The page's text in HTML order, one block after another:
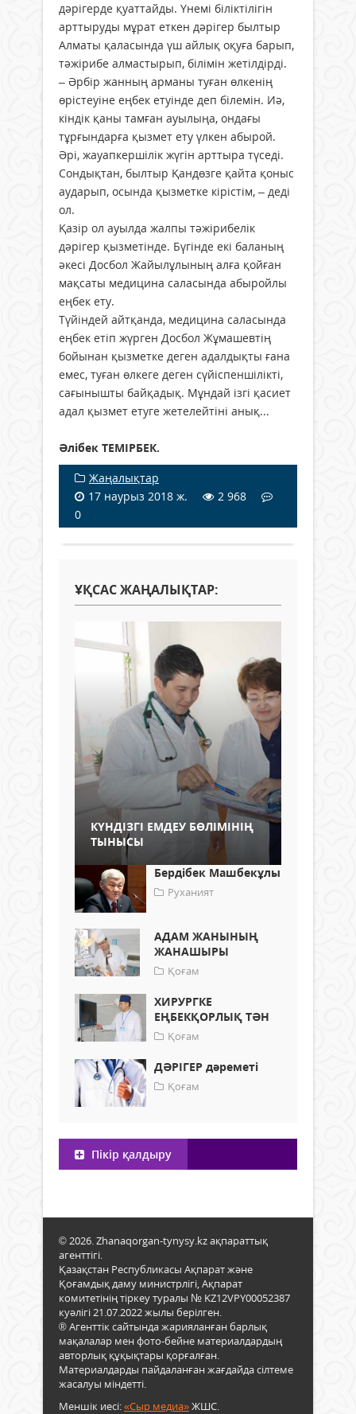
дәрігерде қуаттайды. Үнемі біліктілігін
арттыруды мұрат еткен дәрігер былтыр
Алматы қаласында үш айлық оқуға барып,
тәжірибе алмастырып, білімін жетілдірді.
– Әрбір жанның арманы туған өлкенің
өрістеуіне еңбек етуінде деп білемін. Иә,
кіндік қаны тамған ауылыңа, ондағы
тұрғындарға қызмет ету үлкен абырой.
Әрі, жауапкершілік жүгін арттыра түседі.
Сондықтан, былтыр Қандөзге қайта қоныс
аударып, осында қызметке кірістім, – деді
ол.
Қазір ол ауылда жалпы тәжірибелік
дәрігер қызметінде. Бүгінде екі баланың
әкесі Досбол Жайылұлының алға қойған
мақсаты медицина саласында абыройлы
еңбек ету.
Түйіндей айтқанда, медицина саласында
еңбек етіп жүрген Досбол Жұмашевтің
бойынан қызметке деген адалдықты ғана
емес, туған өлкеге деген сүйіспеншілікті,
сағынышты байқадық. Мұндай ізгі қасиет
адал қызмет етуге жетелейтіні анық...
Әлібек ТЕМІРБЕК.
Жаңалықтар
17 наурыз 2018 ж.
2 968
0
ҰҚСАС ЖАҢАЛЫҚТАР:
КҮНДІЗГІ ЕМДЕУ БӨЛІМІНІҢ
ТЫНЫСЫ
Бердібек Машбекұлы
Руханият
АДАМ ЖАНЫНЫҢ
ЖАНАШЫРЫ
Қоғам
ХИРУРГКЕ
ЕҢБЕКҚОРЛЫҚ ТӘН
Қоғам
ДӘРІГЕР дәреметі
Қоғам
Пікір қалдыру
© 2026. Zhanaqorgan-tynysy.kz ақпараттық
агенттігі.
Қазақстан Республикасы Ақпарат және
Қоғамдық даму министрлігі, Ақпарат
комитетінің тіркеу туралы № KZ12VPY00052387
куәлігі 21.07.2022 жылы берілген.
® Агенттік сайтында жарияланған барлық
мақалалар мен фото-бейне материалдардың
авторлық құқықтары қорғалған.
Материалдарды пайдаланған жағдайда сілтеме
жасалуы міндетті.
Меншік иесі:«Сыр медиа»ЖШС.